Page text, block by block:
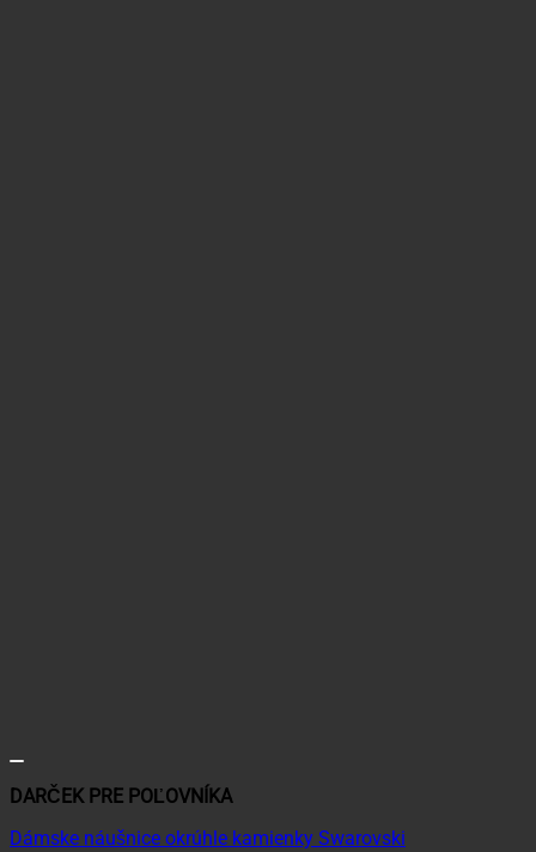
DARČEK PRE POĽOVNÍKA
Dámske náušnice okrúhle kamienky Swarovski